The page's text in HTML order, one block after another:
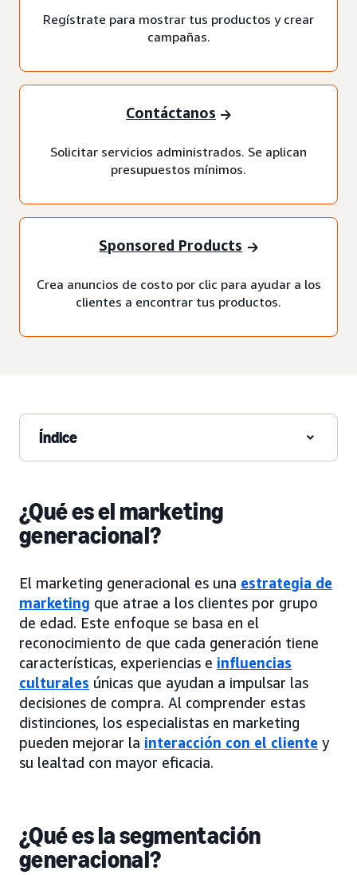
Regístrate para mostrar tus productos y crear
campañas.
Contáctanos
Solicitar servicios administrados. Se aplican
presupuestos mínimos.
Sponsored Products
Crea anuncios de costo por clic para ayudar a los
clientes a encontrar tus productos.
Índice
¿Qué es el marketing
generacional?
El marketing generacional es una estrategia de
marketing que atrae a los clientes por grupo
de edad. Este enfoque se basa en el
reconocimiento de que cada generación tiene
características, experiencias e influencias
culturales únicas que ayudan a impulsar las
decisiones de compra. Al comprender estas
distinciones, los especialistas en marketing
pueden mejorar la interacción con el cliente y
su lealtad con mayor eficacia.
¿Qué es la segmentación
generacional?